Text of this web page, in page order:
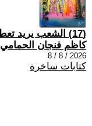
(17) الشعب يريد تعطيل القطار
كاظم فنجان الحمامي
2026 / 8 / 8
كتابات ساخرة